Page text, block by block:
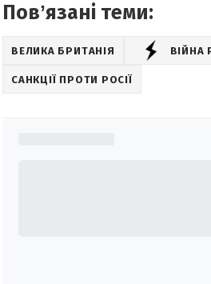
Повʼязані теми:
ВЕЛИКА БРИТАНІЯ ВІЙНА
САНКЦІЇ ПРОТИ РОСІЇ